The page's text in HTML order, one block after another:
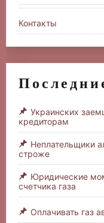
Контакты
Украинских
кредиторам
Неплательщики
строже
Юридические
счетчика газа
Оплачивать газ